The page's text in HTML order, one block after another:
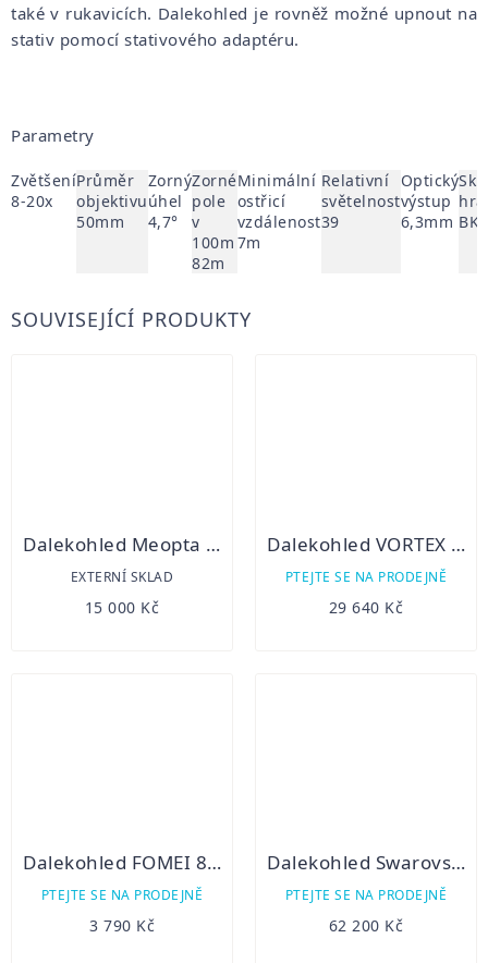
také v rukavicích. Dalekohled je rovněž možné upnout na
stativ pomocí stativového adaptéru.
Parametry
Zvětšení
8-20x
Průměr
objektivu
50mm
Zorný
úhel
4,7°
Zorné
pole
v
100m
82m
Minimální
ostřicí
vzdálenost
7m
Relativní
světelnost
39
Optický
výstup
6,3mm BK7
SOUVISEJÍCÍ PRODUKTY
Dalekohled Meopta MeoPro Air 8x42 HD
EXTERNÍ SKLAD
15 000 Kč
Dalekohled VORTEX Razor HD 10x42
PTEJTE SE NA PRODEJNĚ
29 640 Kč
Dalekohled FOMEI 8x32 BEATER FMC
PTEJTE SE NA PRODEJNĚ
3 790 Kč
Dalekohled Swarovski NL Pure 10x32
PTEJTE SE NA PRODEJNĚ
62 200 Kč